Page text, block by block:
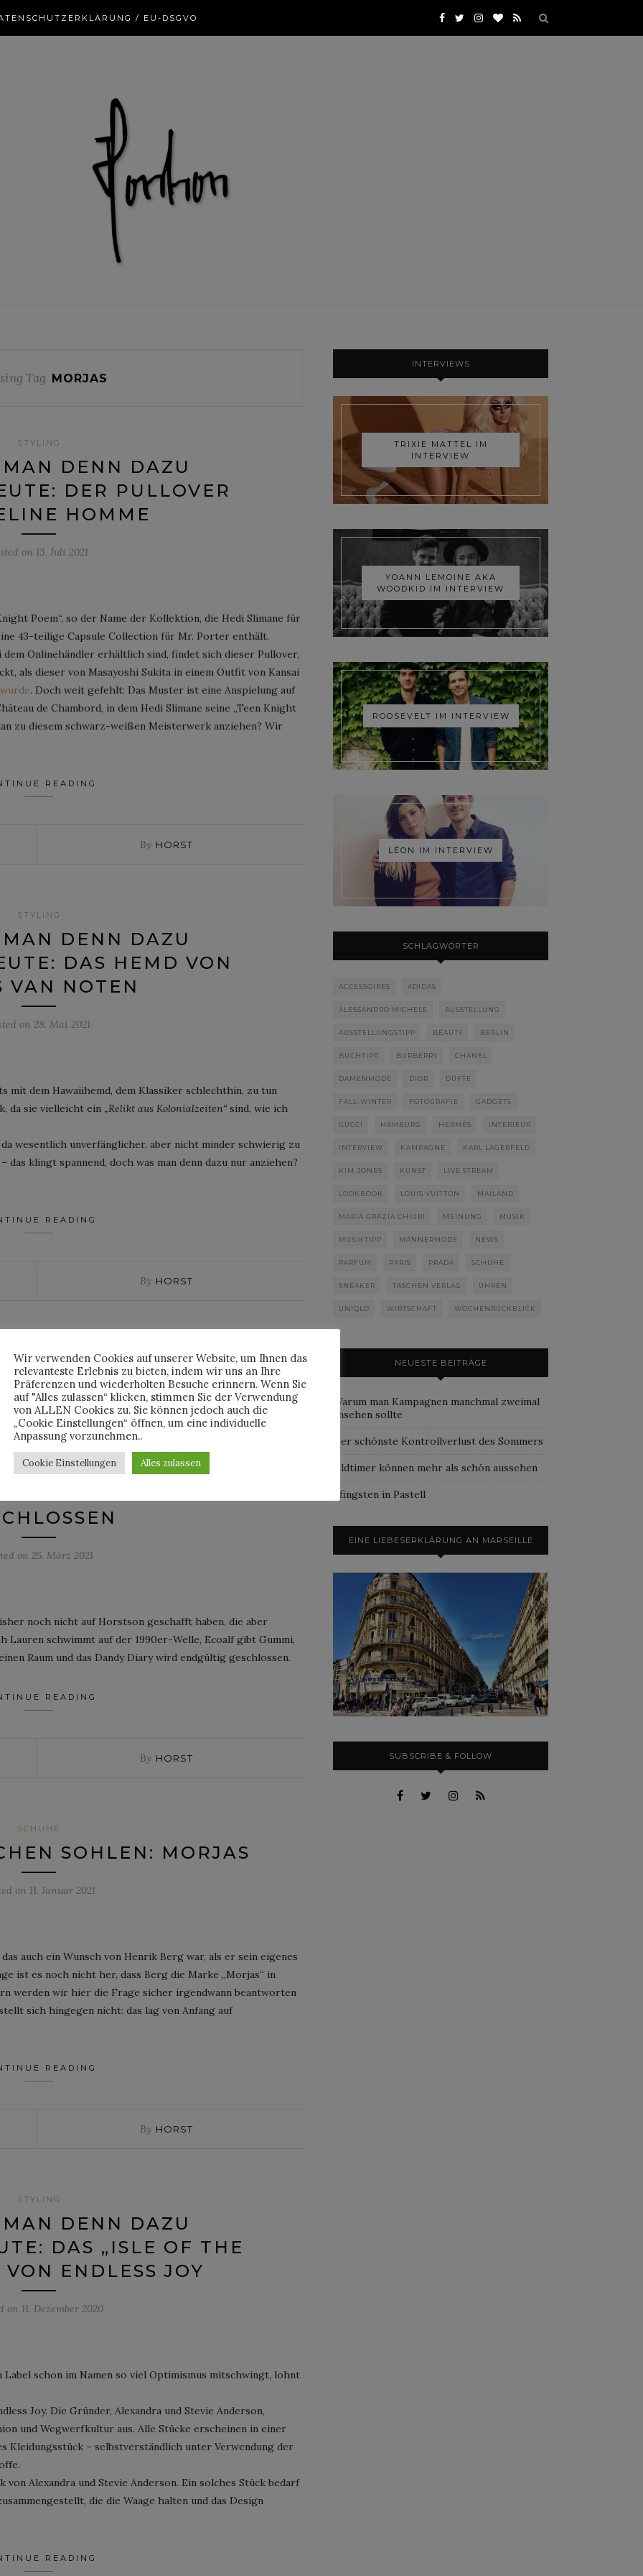
/ EU-DSGVO
Tag MORJAS
STYLING
DENN DAZU
DER PULLOVER
HOMME
on 13. Juli 2021
Poem“, so der Name der Kollektion, die Hedi Slimane für
43-teilige Capsule Collection für Mr. Porter enthält.
Onlinehändler erhältlich sind, findet sich dieser Pullover,
als dieser von Masayoshi Sukita in einem Outfit von Kansai
. Doch weit gefehlt: Das Muster ist eine Anspielung auf
de Chambord, in dem Hedi Slimane seine „Teen Knight
zu diesem schwarz-weißen Meisterwerk anziehen? Wir
READING
By HORST
STYLING
DENN DAZU
DAS HEMD VON
VAN NOTEN
on 28. Mai 2021
mit dem Hawaiihemd, dem Klassiker schlechthin, zu tun
da sie vielleicht ein „Relikt aus Kolonialzeiten“ sind, wie ich
wesentlich unverfänglicher, aber nicht minder schwierig zu
klingt spannend, doch was man denn dazu nur anziehen?
READING
By HORST
DER MODE: POLO
SCHWIMMT AUF DER
ECOALF GIBT GUMMI,
MODELT, MCM
EINEN RAUM UND
DIARY WIRD
on 25. März 2021
noch nicht auf Horstson geschafft haben, die aber
Lauren schwimmt auf der 1990er-Welle, Ecoalf gibt Gummi,
Raum und das Dandy Diary wird endgültig geschlossen.
READING
By HORST
SCHUHE
SOHLEN: MORJAS
on 11. Januar 2021
auch ein Wunsch von Henrik Berg war, als er sein eigenes
ist es noch nicht her, dass Berg die Marke „Morjas“ in
werden wir hier die Frage sicher irgendwann beantworten
sich hingegen nicht: das lag von Anfang auf
READING
By HORST
STYLING
DENN DAZU
DAS „ISLE OF THE
ENDLESS JOY
on 11. Dezember 2020
Label schon im Namen so viel Optimismus mitschwingt, lohnt
Joy. Die Gründer, Alexandra und Stevie Anderson,
und Wegwerfkultur aus. Alle Stücke erscheinen in einer
Kleidungsstück – selbstverständlich unter Verwendung der
Alexandra und Stevie Anderson. Ein solches Stück bedarf
die die Waage halten und das Design
READING
INTERVIEWS
TRIXIE MATTEL IM
INTERVIEW
YOANN LEMOINE AKA
WOODKID IM INTERVIEW
ROOSEVELT IM INTERVIEW
LÉON IM INTERVIEW
SCHLAGWÖRTER
ACCESSOIRES ADIDAS
ALESSANDRO MICHELE AUSSTELLUNG
AUSSTELLUNGSTIPP BEAUTY BERLIN
BUCHTIPP BURBERRY CHANEL
DAMENMODE DIOR DÜFTE
FALL-WINTER FOTOGRAFIE GADGETS
GUCCI HAMBURG HERMÈS INTERIEUR
INTERVIEW KAMPAGNE KARL LAGERFELD
KIM JONES KUNST LIVE STREAM
LOOKBOOK LOUIS VUITTON MAILAND
MARIA GRAZIA CHIURI MEINUNG MUSIK
MUSIKTIPP MÄNNERMODE NEWS
PARFUM PARIS PRADA SCHUHE
SNEAKER TASCHEN VERLAG UHREN
UNIQLO WIRTSCHAFT WOCHENRÜCKBLICK
NEUESTE BEITRÄGE
Warum man Kampagnen manchmal zweimal
ansehen sollte
Der schönste Kontrollverlust des Sommers
Oldtimer können mehr als schön aussehen
Pfingsten in Pastell
EINE LIEBESERKLÄRUNG AN MARSEILLE
SUBSCRIBE & FOLLOW
Wir verwenden Cookies auf unserer Website, um Ihnen das
relevanteste Erlebnis zu bieten, indem wir uns an Ihre
Präferenzen und wiederholten Besuche erinnern. Wenn Sie
auf "Alles zulassen“ klicken, stimmen Sie der Verwendung
von ALLEN Cookies zu. Sie können jedoch auch die
„Cookie Einstellungen“ öffnen, um eine individuelle
Anpassung vorzunehmen..
Cookie Einstellungen Alles zulassen